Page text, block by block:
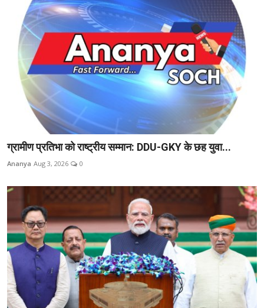
ग्रामीण प्रतिभा को राष्ट्रीय सम्मान: DDU-GKY के छह युवा...
Ananya Aug 3, 2026 0